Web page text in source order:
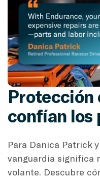
Protección
confían los
Para Danica Patrick
vanguardia significa
volante. Descubre